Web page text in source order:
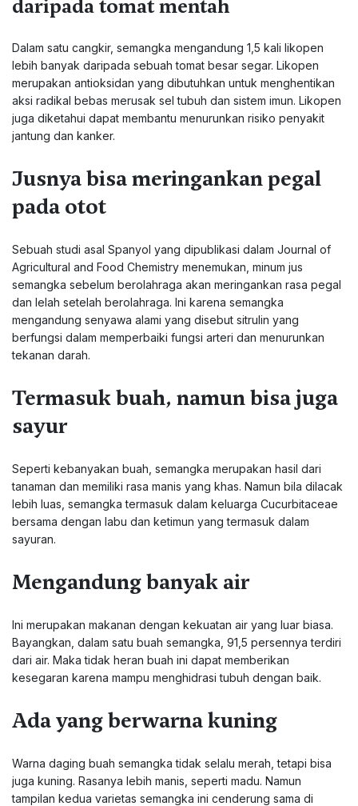
daripada tomat mentah
Dalam satu cangkir, semangka mengandung 1,5 kali likopen
lebih banyak daripada sebuah tomat besar segar. Likopen
merupakan antioksidan yang dibutuhkan untuk menghentikan
aksi radikal bebas merusak sel tubuh dan sistem imun. Likopen
juga diketahui dapat membantu menurunkan risiko penyakit
jantung dan kanker.
Jusnya bisa meringankan pegal
pada otot
Sebuah studi asal Spanyol yang dipublikasi dalam Journal of
Agricultural and Food Chemistry menemukan, minum jus
semangka sebelum berolahraga akan meringankan rasa pegal
dan lelah setelah berolahraga. Ini karena semangka
mengandung senyawa alami yang disebut sitrulin yang
berfungsi dalam memperbaiki fungsi arteri dan menurunkan
tekanan darah.
Termasuk buah, namun bisa juga
sayur
Seperti kebanyakan buah, semangka merupakan hasil dari
tanaman dan memiliki rasa manis yang khas. Namun bila dilacak
lebih luas, semangka termasuk dalam keluarga Cucurbitaceae
bersama dengan labu dan ketimun yang termasuk dalam
sayuran.
Mengandung banyak air
Ini merupakan makanan dengan kekuatan air yang luar biasa.
Bayangkan, dalam satu buah semangka, 91,5 persennya terdiri
dari air. Maka tidak heran buah ini dapat memberikan
kesegaran karena mampu menghidrasi tubuh dengan baik.
Ada yang berwarna kuning
Warna daging buah semangka tidak selalu merah, tetapi bisa
juga kuning. Rasanya lebih manis, seperti madu. Namun
tampilan kedua varietas semangka ini cenderung sama di